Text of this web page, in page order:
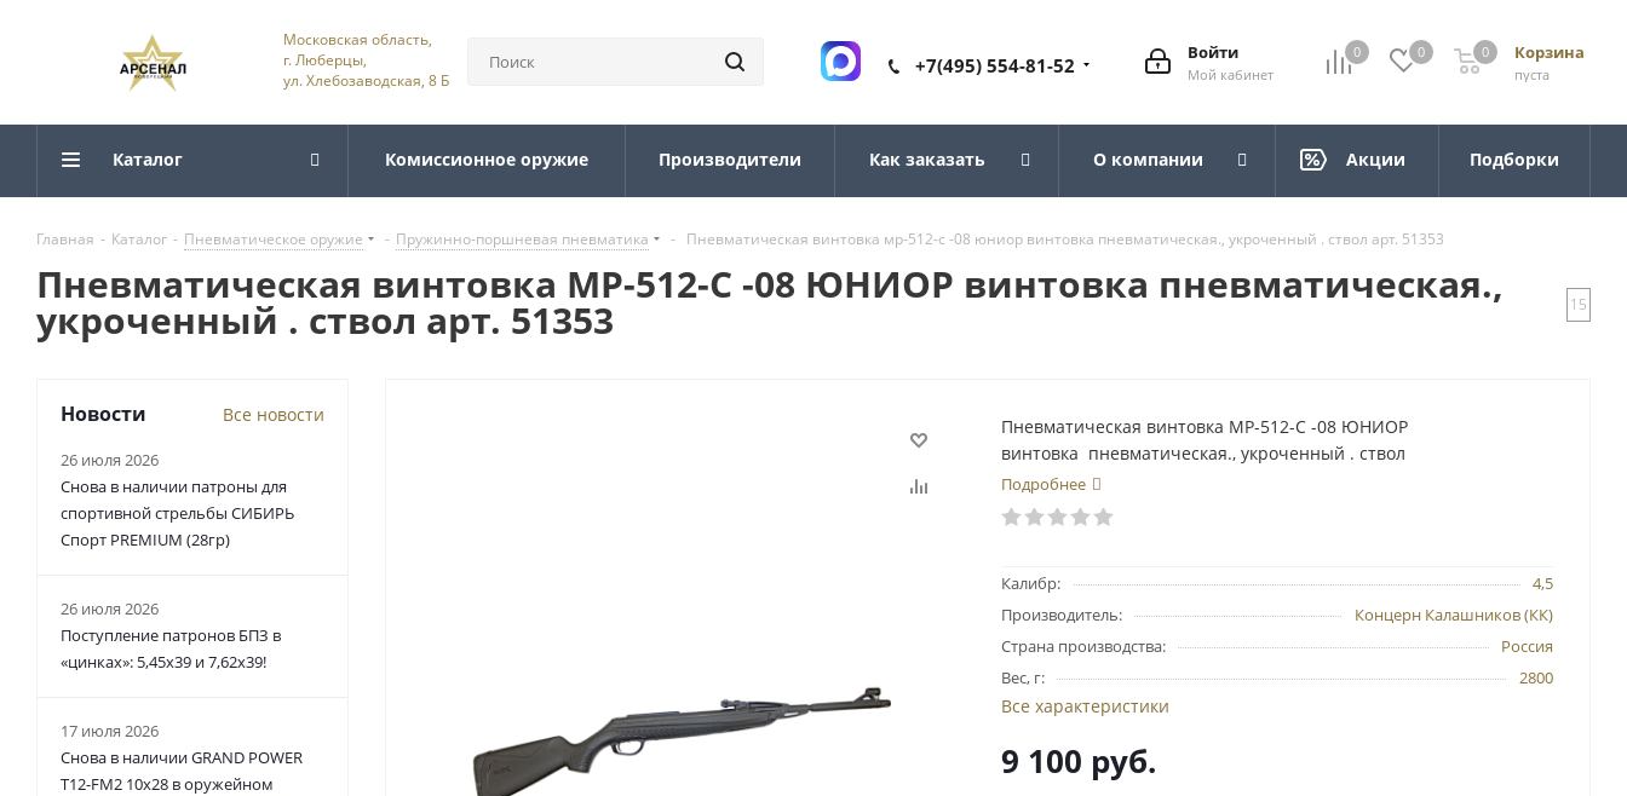
Московская область,
г. Люберцы,
ул. Хлебозаводская, 8 Б
0 0 Корзина
пуста
0
Войти
Мой кабинет
+7(495) 554-81-52
Каталог Комиссионное оружие Производители Как заказать О компании Акции Подборки
Главная - Каталог - Пневматическое оружие - Пружинно-поршневая пневматика - Пневматическая винтовка мр-512-с -08 юниор винтовка пневматическая., укроченный . ствол арт. 51353
Пневматическая винтовка МР-512-С -08 ЮНИОР винтовка пневматическая.,
укроченный . ствол арт. 51353 15
Пневматическая винтовка МР-512-С -08 ЮНИОР
винтовка пневматическая., укроченный . ствол
Подробнее
Калибр:
4,5
Производитель:
Концерн Калашников (КК)
Страна производства:
Россия
Вес, г:
2800
Все характеристики
9 100 руб.
Новости Все новости
26 июля 2026
Снова в наличии патроны для
спортивной стрельбы СИБИРЬ
Спорт PREMIUM (28гр)
26 июля 2026
Поступление патронов БПЗ в
«цинках»: 5,45х39 и 7,62х39!
17 июля 2026
Снова в наличии GRAND POWER
T12-FM2 10x28 в оружейном